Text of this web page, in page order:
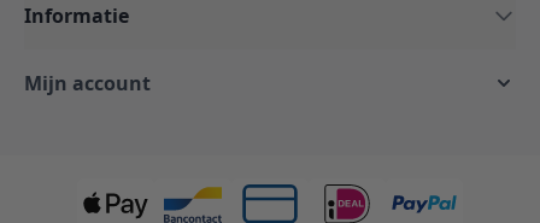
Informatie
Mijn account